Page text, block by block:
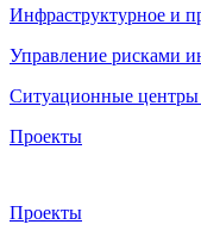
Инфраструктурное и
Управление рисками
Ситуационные центры
Проекты
Проекты